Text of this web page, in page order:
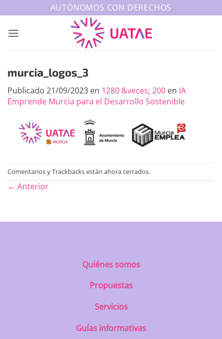
al
AUTÓNOMOS CON DERECHOS
murcia_logos_3
Publicado 21/09/2023 en 1280 &veces; 200 en IA
Emprende Murcia para el Desarrollo Sostenible
Comentarios y Trackbacks están ahora cerrados.
← Anterior
Quiénes somos
Propuestas
Servicios
Guías informativas